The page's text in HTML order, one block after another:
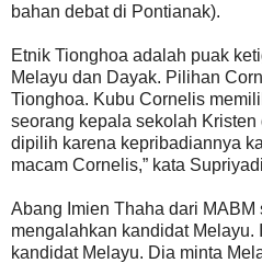
bahan debat di Pontianak).
Etnik Tionghoa adalah puak
Melayu dan Dayak. Pilihan
Tionghoa. Kubu Cornelis
seorang kepala sekolah Kristen
dipilih karena kepribadiannya
macam Cornelis,” kata
Abang Imien Thaha dari
mengalahkan kandidat Melayu.
kandidat Melayu. Dia minta